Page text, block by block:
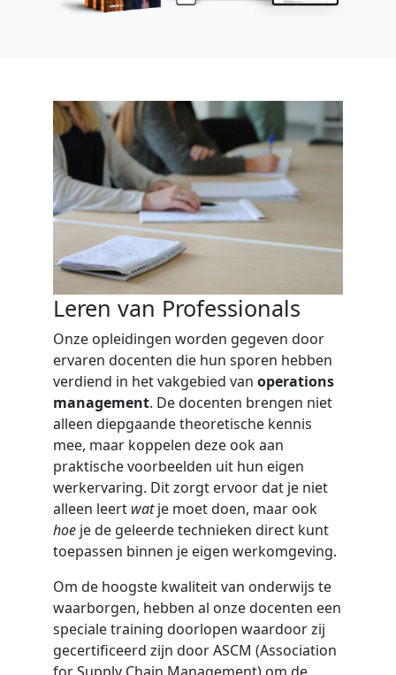
Leren van Professionals
Onze opleidingen worden gegeven door
ervaren docenten die hun sporen hebben
verdiend in het vakgebied van operations
management. De docenten brengen niet
alleen diepgaande theoretische kennis
mee, maar koppelen deze ook aan
praktische voorbeelden uit hun eigen
werkervaring. Dit zorgt ervoor dat je niet
alleen leert watje moet doen, maar ook
hoe je de geleerde technieken direct kunt
toepassen binnen je eigen werkomgeving.
Om de hoogste kwaliteit van onderwijs te
waarborgen, hebben al onze docenten een
speciale training doorlopen waardoor zij
gecertificeerd zijn door ASCM (Association